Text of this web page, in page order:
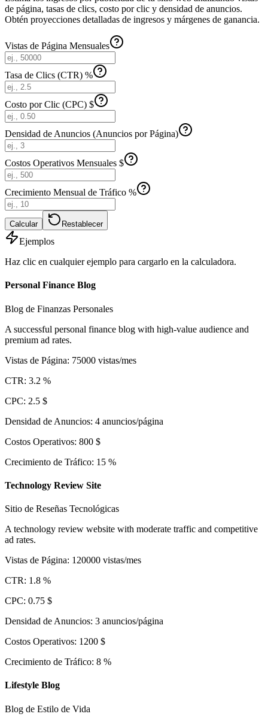
de página, tasas de clics, costo por clic y densidad de anuncios.
Obtén proyecciones detalladas de ingresos y márgenes de ganancia.
Vistas de Página Mensuales
Tasa de Clics (CTR) %
Costo por Clic (CPC) $
Densidad de Anuncios (Anuncios por Página)
Costos Operativos Mensuales $
Crecimiento Mensual de Tráfico %
Calcular Restablecer
Ejemplos
Haz clic en cualquier ejemplo para cargarlo en la calculadora.
Personal Finance Blog
Blog de Finanzas Personales
A successful personal finance blog with high-value audience and
premium ad rates.
Vistas de Página: 75000 vistas/mes
CTR: 3.2 %
CPC: 2.5 $
Densidad de Anuncios: 4 anuncios/página
Costos Operativos: 800 $
Crecimiento de Tráfico: 15 %
Technology Review Site
Sitio de Reseñas Tecnológicas
A technology review website with moderate traffic and competitive
ad rates.
Vistas de Página: 120000 vistas/mes
CTR: 1.8 %
CPC: 0.75 $
Densidad de Anuncios: 3 anuncios/página
Costos Operativos: 1200 $
Crecimiento de Tráfico: 8 %
Lifestyle Blog
Blog de Estilo de Vida